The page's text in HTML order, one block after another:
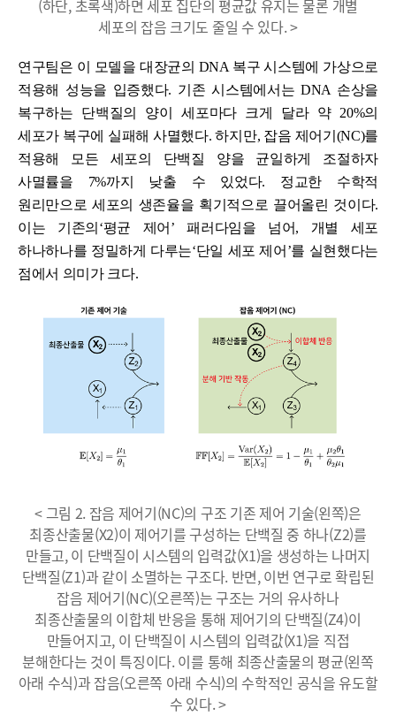
(하단, 초록색)하면 세포 집단의 평균값 유지는 물론 개별
세포의 잡음 크기도 줄일 수 있다. >
연구팀은 이 모델을 대장균의 DNA 복구 시스템에 가상으로
적용해 성능을 입증했다. 기존 시스템에서는 DNA 손상을
복구하는 단백질의 양이 세포마다 크게 달라 약 20%의
세포가 복구에 실패해 사멸했다. 하지만, 잡음 제어기(NC)를
적용해 모든 세포의 단백질 양을 균일하게 조절하자
사멸률을 7%까지 낮출 수 있었다. 정교한 수학적
원리만으로 세포의 생존율을 획기적으로 끌어올린 것이다.
이는 기존의‘평균 제어’ 패러다임을 넘어, 개별 세포
하나하나를 정밀하게 다루는‘단일 세포 제어’를 실현했다는
점에서 의미가 크다.
< 그림 2. 잡음 제어기(NC)의 구조 기존 제어 기술(왼쪽)은
최종산출물(X2)이 제어기를 구성하는 단백질 중 하나(Z2)를
만들고, 이 단백질이 시스템의 입력값(X1)을 생성하는 나머지
단백질(Z1)과 같이 소멸하는 구조다. 반면, 이번 연구로 확립된
잡음 제어기(NC)(오른쪽)는 구조는 거의 유사하나
최종산출물의 이합체 반응을 통해 제어기의 단백질(Z4)이
만들어지고, 이 단백질이 시스템의 입력값(X1)을 직접
분해한다는 것이 특징이다. 이를 통해 최종산출물의 평균(왼쪽
아래 수식)과 잡음(오른쪽 아래 수식)의 수학적인 공식을 유도할
수 있다. >